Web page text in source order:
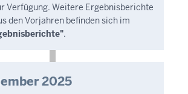
Verfügung. Weitere Ergebnisberichte
den Vorjahren befinden sich im
.
2025